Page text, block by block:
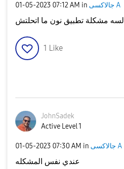
‎01-05-2023 07:12 AM in جالاكسى A
لسه مشكلة تطبيق نون ما اتحلتش
1 Like
JohnSadek
Active Level 1
‎01-05-2023 07:30 AM in جالاكسى A
عندي نفس المشكله